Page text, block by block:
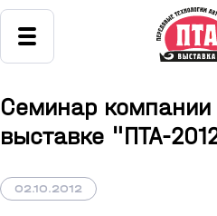
Семинар
выставке "ПТА-
02.10.2012